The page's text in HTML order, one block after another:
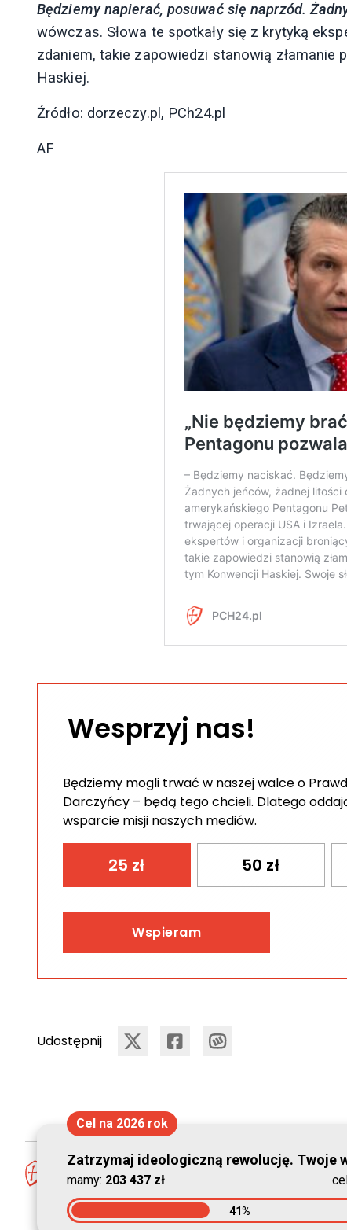
Będziemy napierać, posuwać się naprzód.
wówczas. Słowa te spotkały się z krytyką
zdaniem, takie zapowiedzi stanowią
Haskiej.
Źródło: dorzeczy.pl, PCh24.pl
AF
Wesprzyj nas!
Będziemy mogli trwać w naszej walce o
Darczyńcy – będą tego chcieli. Dlatego
wsparcie misji naszych mediów.
25 zł 50 zł
Wspieram
Udostępnij
Cel na 2026 rok
Zatrzymaj ideologiczną rewolucję. Twoje
mamy: 203 437 zł
41%